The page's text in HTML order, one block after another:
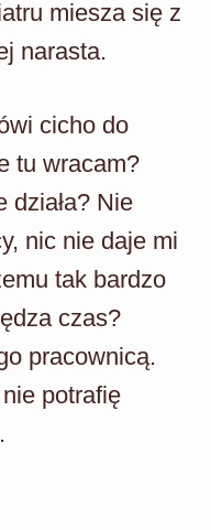
miesza się z
narasta.
cicho do
tu wracam?
działa? Nie
nic nie daje mi
tak bardzo
czas?
pracownicą.
potrafię